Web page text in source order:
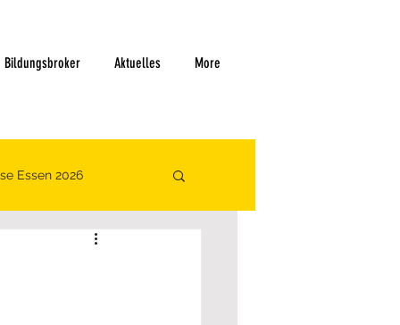
Bildungsbroker Aktuelles More
Essen 2026